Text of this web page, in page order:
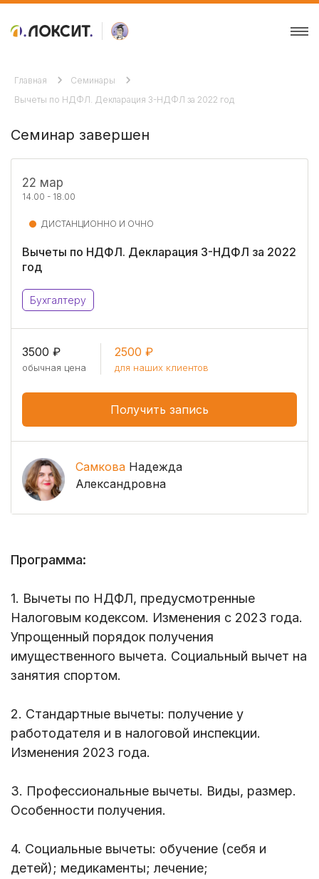
Главная
Семинары
Вычеты по НДФЛ. Декларация 3-НДФЛ за 2022 год
Семинар завершен
22 мар
14.00 - 18.00
ДИСТАНЦИОННО И ОЧНО
Вычеты по НДФЛ. Декларация 3-НДФЛ за 2022
год
Бухгалтеру
3500 ₽
обычная цена
2500 ₽
для наших клиентов
Получить запись
Самкова Надежда
Александровна
Программа:
1. Вычеты по НДФЛ, предусмотренные
Налоговым кодексом. Изменения с 2023 года.
Упрощенный порядок получения
имущественного вычета. Социальный вычет на
занятия спортом.
2. Стандартные вычеты: получение у
работодателя и в налоговой инспекции.
Изменения 2023 года.
3. Профессиональные вычеты. Виды, размер.
Особенности получения.
4. Социальные вычеты: обучение (себя и
детей); медикаменты; лечение;